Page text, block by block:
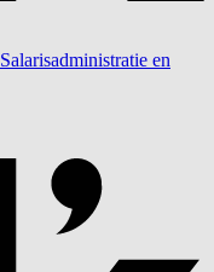
Salarisadministratie en